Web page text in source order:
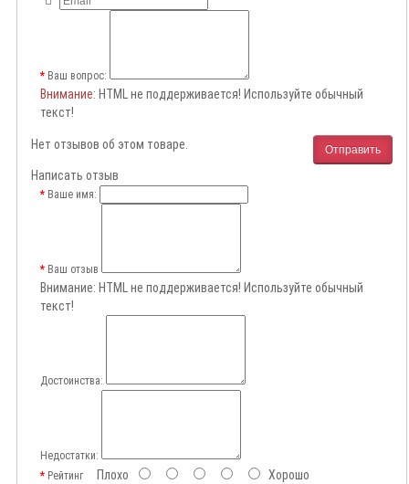
Ваш вопрос:
Внимание: HTML не поддерживается! Используйте обычный
текст!
Отправить
Нет отзывов об этом товаре.
Написать отзыв
Ваше имя:
Ваш отзыв
Внимание: HTML не поддерживается! Используйте обычный
текст!
Достоинства:
Недостатки:
РейтингПлохо Хорошо